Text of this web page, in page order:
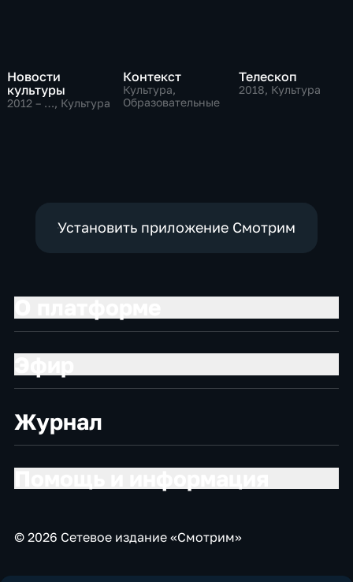
Новости
культуры
2012 – …, Культура
Контекст
Культура,
Образовательные
Телескоп
2018, Культура
Установить приложение Смотрим
Журнал
© 2026 Сетевое издание «Смотрим»